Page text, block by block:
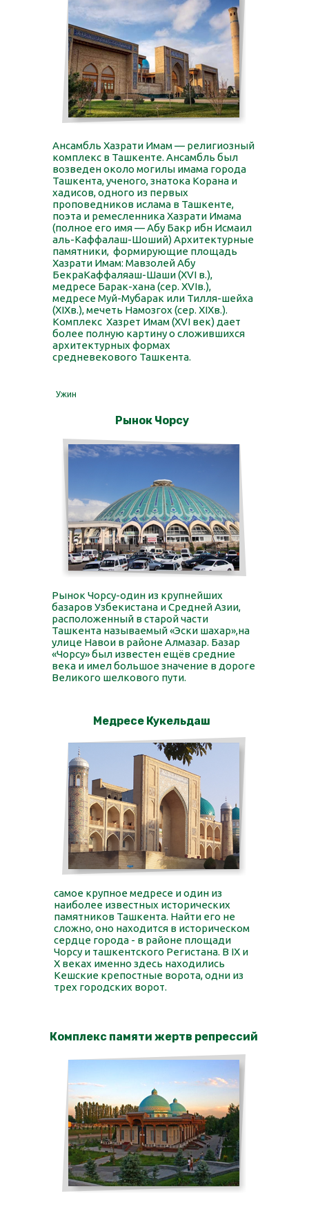
Рынок Чорсу
Рынок Чорсу-один из крупнейших
базаров Узбекистана и Средней Азии,
расположенный в старой части
Ташкента называемый «Эски шахар»,на
улице Навои в районе Алмазар. Базар
«Чорсу» был известен ещёв средние
века и имел большое значение в дороге
Великого шелкового пути.
Медресе Кукельдаш
самое крупное медресе и один из
наиболее известных исторических
памятников Ташкента. Найти его не
сложно, оно находится в историческом
сердце города - в районе площади
Чорсу и ташкентского Регистана. В IX и
X веках именно здесь находились
Кешские крепостные ворота, одни из
трех городских ворот.
Ансамбль Хазрати Имам — религиозный
комплекс в Ташкенте. Ансамбль был
возведен около могилы имама города
Ташкента, ученого, знатока Корана и
хадисов, одного из первых
проповедников ислама в Ташкенте,
поэта и ремесленника Хазрати Имама
(полное его имя — Абу Бакр ибн Исмаил
аль-Каффалаш-Шоший) Архитектурные
памятники, формирующие площадь
Хазрати Имам: Мавзолей Абу
БекраКаффаляаш-Шаши (ХVI в.),
медресе Барак-хана (сер. ХVIв.),
медресе Муй-Мубарак или Тилля-шейха
(ХIХв.), мечеть Намозгох (сер. ХIХв.).
Комплекс Хазрет Имам (ХVI век) дает
более полную картину о сложившихся
архитектурных формах
средневекового Ташкента.
Ужин
Комплекс памяти жертв репрессий